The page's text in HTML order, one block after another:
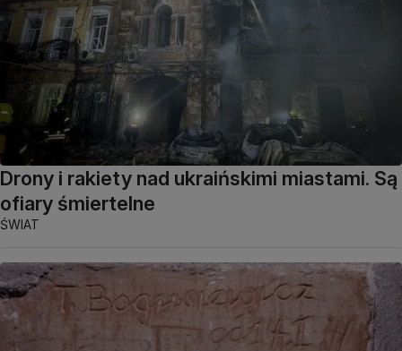
Drony i rakiety nad ukraińskimi miastami. Są
ofiary śmiertelne
ŚWIAT